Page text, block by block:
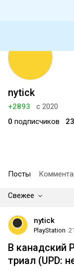
nytick
+2893
с 2020
0 подписчиков 23
Посты
Свежее
nytick
PlayStation
В канадский
триал (UPD: